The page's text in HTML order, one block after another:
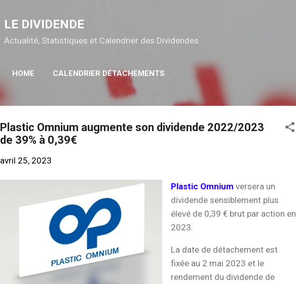
LE DIVIDENDE
Actualité, Statistiques et Calendrier des Dividendes
HOME CALENDRIER DÉTACHEMENTS
Plastic Omnium augmente son dividende 2022/2023
de 39% à 0,39€
avril 25, 2023
Plastic Omnium versera un
dividende sensiblement plus
élevé de 0,39 € brut par action en
2023.
La date de détachement est
fixée au 2 mai 2023 et le
rendement du dividende de